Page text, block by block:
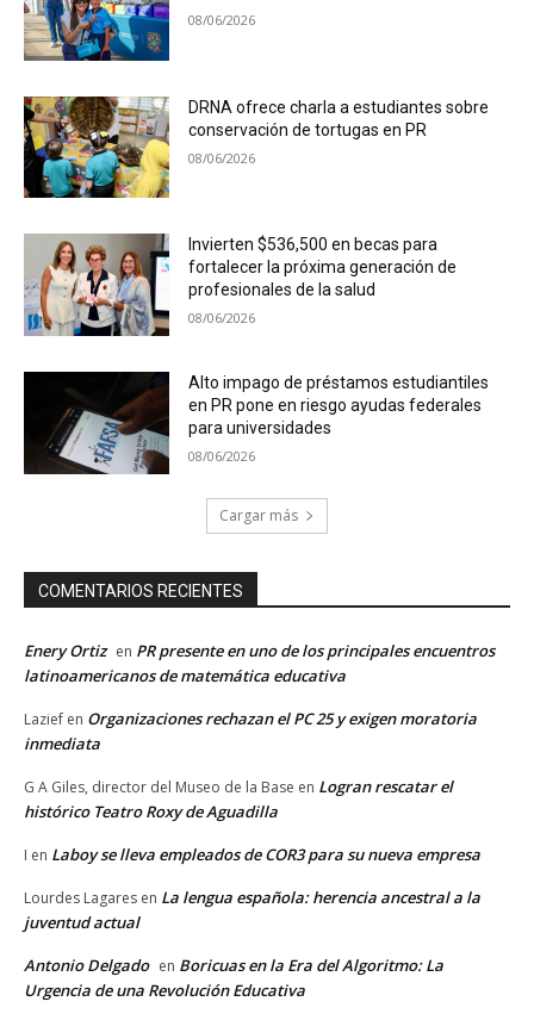
08/06/2026
DRNA ofrece charla a estudiantes sobre
conservación de tortugas en PR
08/06/2026
Invierten $536,500 en becas para
fortalecer la próxima generación de
profesionales de la salud
08/06/2026
Alto impago de préstamos estudiantiles
en PR pone en riesgo ayudas federales
para universidades
08/06/2026
Cargar más
COMENTARIOS RECIENTES
Enery Ortiz en PR presente en uno de los principales encuentros
latinoamericanos de matemática educativa
Lazief en Organizaciones rechazan el PC 25 y exigen moratoria
inmediata
G A Giles, director del Museo de la Base en Logran rescatar el
histórico Teatro Roxy de Aguadilla
I en Laboy se lleva empleados de COR3 para su nueva empresa
Lourdes Lagares en La lengua española: herencia ancestral a la
juventud actual
Antonio Delgado en Boricuas en la Era del Algoritmo: La
Urgencia de una Revolución Educativa